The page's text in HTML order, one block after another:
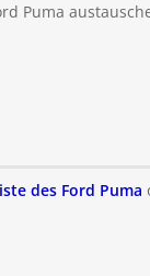
Puma
des Ford Puma